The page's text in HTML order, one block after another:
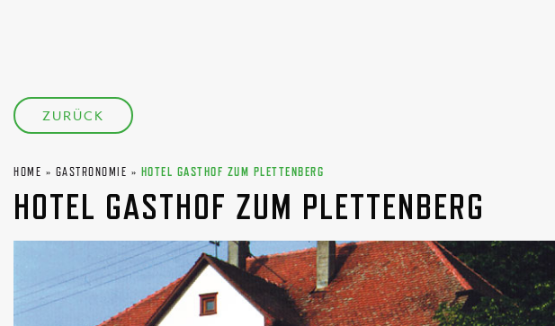
ZURÜCK
HOME » GASTRONOMIE » HOTEL GASTHOF ZUM PLETTENBERG
HOTEL GASTHOF ZUM PLETTENBERG